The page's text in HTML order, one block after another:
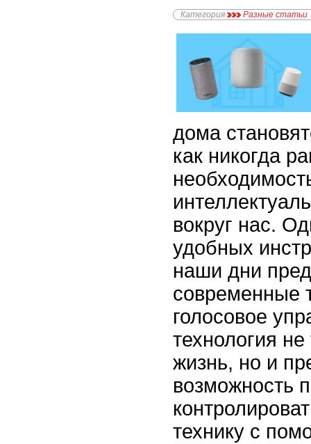
Категория Разные статьи
дома
как никогда
вокруг нас.
удобных
наши дни
современные
голосовое
технология
жизнь, но и
возможность
технику с